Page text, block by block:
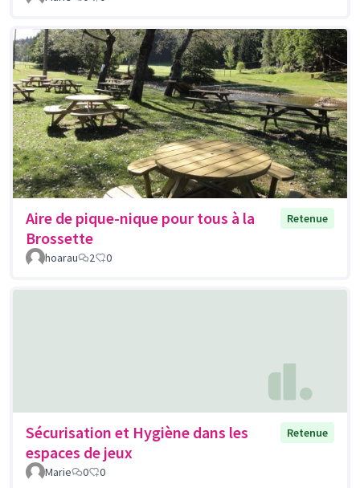
Aire de pique-nique pour tous à la
Brossette
Retenue
hoarau 2 0
Sécurisation et Hygiène dans les
espaces de jeux
Retenue
Marie 0 0